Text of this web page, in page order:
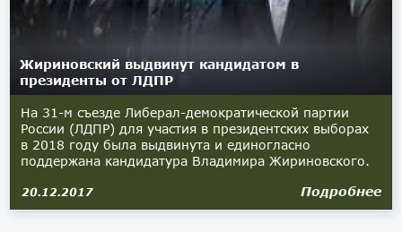
Жириновский выдвинут кандидатом в
президенты от ЛДПР
На 31-м съезде Либерал-демократической партии
России (ЛДПР) для участия в президентских выборах
в 2018 году была выдвинута и единогласно
поддержана кандидатура Владимира Жириновского.
20.12.2017 Подробнее